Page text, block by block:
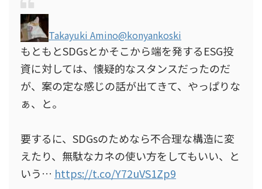
Takayuki Amino@konyankoski
もともとSDGsとかそこから端を発するESG投
資に対しては、懐疑的なスタンスだったのだ
が、案の定な感じの話が出てきて、やっぱりな
ぁ、と。
要するに、SDGsのためなら不合理な構造に変
えたり、無駄なカネの使い方をしてもいい、と
いう… https://t.co/Y72uVS1Zp9